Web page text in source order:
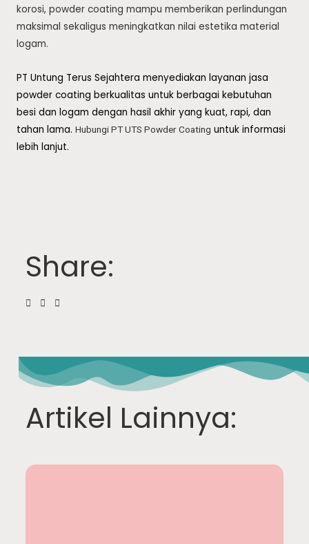
korosi, powder coating mampu memberikan perlindungan
maksimal sekaligus meningkatkan nilai estetika material
logam.
PT Untung Terus Sejahtera menyediakan layanan jasa
powder coating berkualitas untuk berbagai kebutuhan
besi dan logam dengan hasil akhir yang kuat, rapi, dan
tahan lama. Hubungi PT UTS Powder Coating untuk informasi
lebih lanjut.
Share:
Artikel Lainnya: